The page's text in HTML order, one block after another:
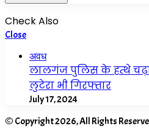
Check Also
Close
अवध
लालगंज पुलिस के हत्थे चढ़ा
लुटेरा भी गिरफ्तार
July 17, 2024
© Copyright 2026, All Rights